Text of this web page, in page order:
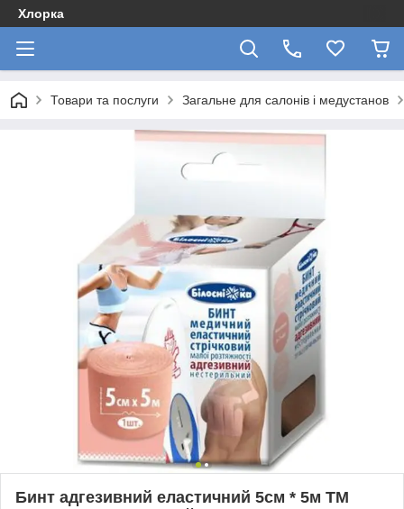
Хлорка
Товари та послуги Загальне для салонів і медустанов
Бинт адгезивний еластичний 5см * 5м ТМ